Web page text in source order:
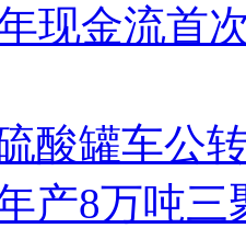
现金流首
酸罐车公
产8万吨